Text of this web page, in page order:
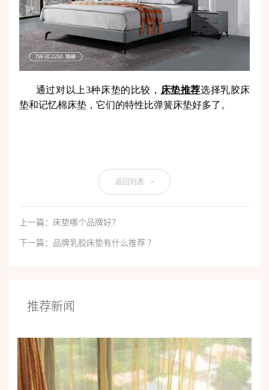
通过对以上3种床垫的比较， 床垫推荐选择乳胶床
垫和记忆棉床垫，它们的特性比弹簧床垫好多了。
返回列表 >
上一篇：床垫哪个品牌好？
下一篇：品牌乳胶床垫有什么推荐 ？
推荐新闻